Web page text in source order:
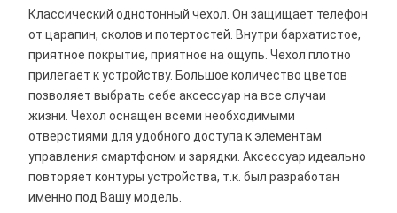
Классический однотонный чехол. Он защищает телефон
от царапин, сколов и потертостей. Внутри бархатистое,
приятное покрытие, приятное на ощупь. Чехол плотно
прилегает к устройству. Большое количество цветов
позволяет выбрать себе аксессуар на все случаи
жизни. Чехол оснащен всеми необходимыми
отверстиями для удобного доступа к элементам
управления смартфоном и зарядки. Аксессуар идеально
повторяет контуры устройства, т.к. был разработан
именно под Вашу модель.